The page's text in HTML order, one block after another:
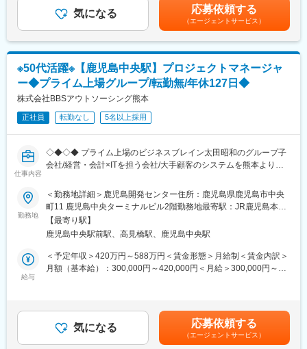
（3） 医療×ITという成長市場
2025年より医療DXを牽引するカケハシグループに参画し
さらに安定性と成長性を兼ね備えたフェーズです。
■入社後の流れ
入社後は研修や同行訪問を通じて、薬局業務や商品知識を基礎か
ら習得。
半年～1年ほどで安定して成果を出せる状態を目指します。難易度
の高い案件は拠点長や他拠点と連携し、チームで対応します。
■鹿児島支店の体制
変更の範囲：会社の定める業務
・クライアントのユーザー部門やシステム責任者との折衝
・開発フェーズのプロジェクトマネジメント
・顧客ニーズに応じて、Salesforce以外のソリューション提案
■顧客
エンタープライズの企業を中心に案件を対応しており、顧客との
キックオフや要件整理、定義、プロトタイプ作成といった開発の
一部まで一気通貫でコンサルタントが対応しています。取引先顧
客は業界を絞らず広く対応しており、Salesforceを主軸にバリエ
ーション豊富な案件に関与することができます。
■導入事例
・メディア掲載先企業獲得に向けた営業支援システム
・従業員の人材育成/管理システム
ホテル・旅館に対するプロモーション用コールセンター業務支援
■顧客例
■組織構成
給与補足＞■年俸制賃金はあくまでも目安の金額であり、選考を通
じて上下する可能性があります。月給(月額)は固定手当を含めた表
記です。
気になる 応募依頼する
（エージェントサービス）
※50代活躍※【鹿児島中央駅】プロジェクトマネージャ
ー◆プライム上場グループ/転勤無/年休127日◆
株式会社BBSアウトソーシング熊本
正社員 転勤なし 5名以上採用
仕事内容
◇◆◇◆ プライム上場のビジネスブレイン太田昭和のグループ子
会社/経営・会計×ITを担う会社/大手顧客のシステムを熊本よりバ
環境/ワークライフバランス充実！ ◆◇◆◇
■業務概要：親会社やSIerから受託したシステム開発やシステム保
守プロジェクトについて、以下のような管理を行っていただきま
す。
■業務内容
・生産性管理
・協力会社管理
勤務地
＜勤務地詳細＞鹿児島開発センター住所：鹿児島県鹿児島市中央
町11 鹿児島中央ターミナルビル2階勤務地最寄駅：JR鹿児島本線
／鹿児島中央駅受動喫煙対策：屋内全面禁煙変更の範囲：無
【最寄り駅】
鹿児島中央駅前駅、高見橋駅、鹿児島中央駅
給与
＜予定年収＞420万円～588万円＜賃金形態＞月給制＜賃金内訳＞
月額（基本給）：300,000円～420,000円＜月給＞300,000円～
り、選考を通じて上下する可能性があります。月給(月額)は固定手
当を含めた表記です。
気になる 応募依頼する
（エージェントサービス）